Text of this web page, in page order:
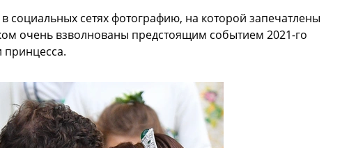
социальных сетях фотографию, на которой запечатлены
очень взволнованы предстоящим событием 2021-го